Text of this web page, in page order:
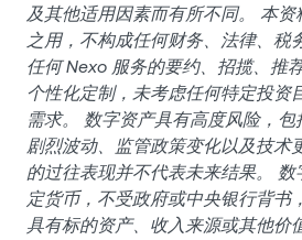
及其他适用因素而有所不同。 本
之用，不构成任何财务、法律、税
任何 Nexo 服务的要约、招揽、推
个性化定制，未考虑任何特定投资
需求。 数字资产具有高度风险，
剧烈波动、监管政策变化以及技术
的过往表现并不代表未来结果。
定货币，不受政府或中央银行背书
具有标的资产、收入来源或其他价